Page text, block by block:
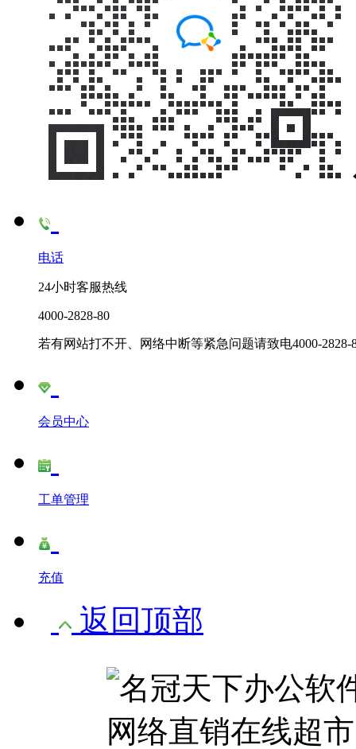
电话
24小时客服热线
4000-2828-80
若有网站打不开、网络中断等紧急问题请致电4000-2828-
会员中心
工单管理
充值
返回顶部